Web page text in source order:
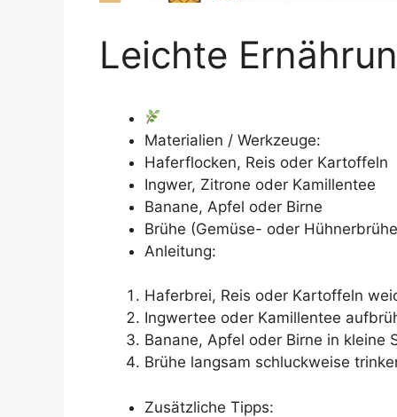
Leichte
Materialien / Werkzeuge:
Haferflocken, Reis oder Kartoffeln
Ingwer, Zitrone oder Kamillentee
Banane, Apfel oder Birne
Brühe (Gemüse- oder
Anleitung:
Haferbrei, Reis oder Kartoffeln
Ingwertee oder Kamillentee
Banane, Apfel oder Birne in kleine
Brühe langsam schluckweise
Zusätzliche Tipps: